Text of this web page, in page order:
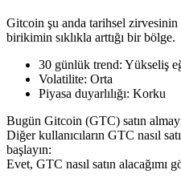
USDC Vadeli İşlemleri
USDC'yi teminat olarak
Gitcoin şu anda tarihsel
birikimin sıklıkla arttığı bir bölge.
30 günlük trend: Yükseliş
Volatilite: Orta
Piyasa duyarlılığı: Korku
Bugün Gitcoin (GTC) satın
Diğer kullanıcıların GTC nasıl
başlayın:
Evet, GTC nasıl satın alacağımı